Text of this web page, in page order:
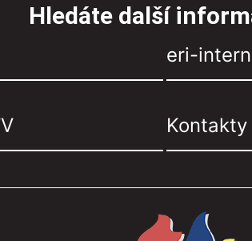
Hledáte další
eri-
Kontakty